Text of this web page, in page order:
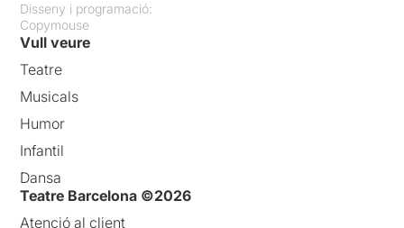
Disseny i programació:
Copymouse
Vull veure
Teatre
Musicals
Humor
Infantil
Dansa
Teatre Barcelona ©2026
Atenció al client